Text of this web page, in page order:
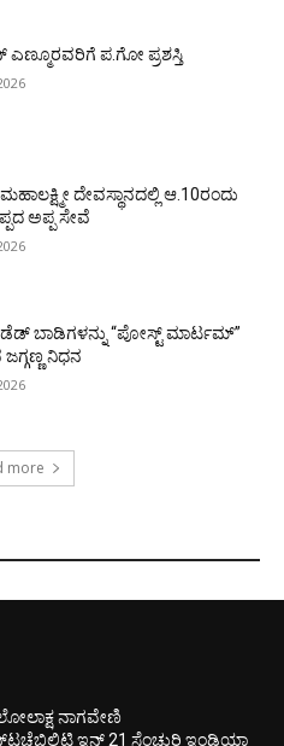
ಎಣ್ಮೂರವರಿಗೆ ಪ.ಗೋ ಪ್ರಶಸ್ತಿ
ದೇವಸ್ಥಾನದಲ್ಲಿ ಆ.10ರಂದು
ಅಪ್ಪ ಸೇವೆ
ಬಾಡಿಗಳನ್ನು “ಪೋಸ್ಟ್ ಮಾರ್ಟಮ್”
ನಿಧನ
more
ಲೋಲಾಕ್ಷ ನಾಗವೇಣಿ
ಇನ್ 21 ಸೆಂಚುರಿ ಇಂಡಿಯಾ